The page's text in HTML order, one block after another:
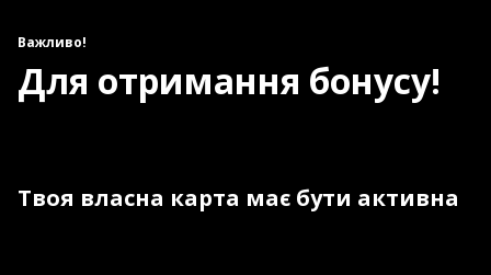
Важливо!
Для отримання бонусу!
Твоя власна карта має бути активна